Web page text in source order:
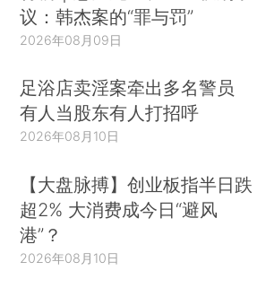
议：韩杰案的“罪与罚”
2026年08月09日
足浴店卖淫案牵出多名警员
有人当股东有人打招呼
2026年08月10日
【大盘脉搏】创业板指半日跌
超2% 大消费成今日“避风
港”？
2026年08月10日